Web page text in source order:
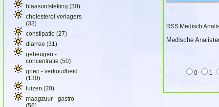
blaasontsteking (30)
cholesterol verlagers
(33)
constipatie (27)
diarree (31)
geheugen -
concentratie (50)
griep - verkoudheid
(130)
luizen (20)
maagzuur - gastro
(56)
RSS Medisch
Medische
0 1